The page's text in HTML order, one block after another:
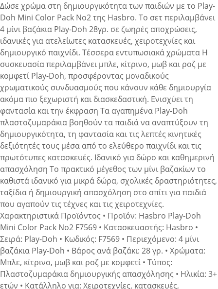
Δώσε χρώμα στη δημιουργικότητα των παιδιών με το Play-
Doh Mini Color Pack No2 της Hasbro. Το σετ περιλαμβάνει
4 μίνι βαζάκια Play-Doh 28γρ. σε ζωηρές αποχρώσεις,
ιδανικές για ατελείωτες κατασκευές, χειροτεχνίες και
δημιουργικό παιχνίδι. Τέσσερα εντυπωσιακά χρώματα Η
συσκευασία περιλαμβάνει μπλε, κίτρινο, μωβ και ροζ με
κομφετί Play-Doh, προσφέροντας μοναδικούς
χρωματικούς συνδυασμούς που κάνουν κάθε δημιουργία
ακόμα πιο ξεχωριστή και διασκεδαστική. Ενισχύει τη
φαντασία και την έκφραση Τα αγαπημένα Play-Doh
πλαστοζυμαράκια βοηθούν τα παιδιά να αναπτύξουν τη
δημιουργικότητα, τη φαντασία και τις λεπτές κινητικές
δεξιότητές τους μέσα από το ελεύθερο παιχνίδι και τις
πρωτότυπες κατασκευές. Ιδανικό για δώρο και καθημερινή
απασχόληση Το πρακτικό μέγεθος των μίνι βαζακίων το
καθιστά ιδανικό για μικρά δώρα, σχολικές δραστηριότητες,
ταξίδια ή δημιουργική απασχόληση στο σπίτι για παιδιά
που αγαπούν τις τέχνες και τις χειροτεχνίες.
Χαρακτηριστικά Προϊόντος • Προϊόν: Hasbro Play-Doh
Mini Color Pack No2 F7569 • Κατασκευαστής: Hasbro •
Σειρά: Play-Doh • Κωδικός: F7569 • Περιεχόμενο: 4 μίνι
βαζάκια Play-Doh • Βάρος ανά βαζάκι: 28 γρ. • Χρώματα:
Μπλε, κίτρινο, μωβ και ροζ με κομφετί • Τύπος:
Πλαστοζυμαράκια δημιουργικής απασχόλησης • Ηλικία: 3+
ετών • Κατάλληλο για: Χειροτεχνίες, κατασκευές,